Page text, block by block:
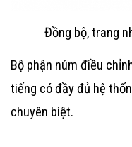
Đồng bộ, trang
Bộ phận núm điều
tiếng có đầy đủ hệ
chuyên biệt.